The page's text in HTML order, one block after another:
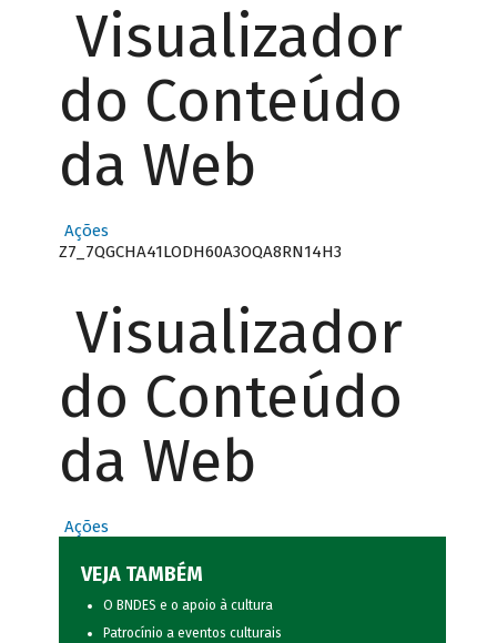
Visualizador
do Conteúdo
da Web
Ações
Z7_7QGCHA41LODH60A3OQA8RN14H3
Visualizador
do Conteúdo
da Web
Ações
VEJA TAMBÉM
O BNDES e o apoio à cultura
Patrocínio a eventos culturais